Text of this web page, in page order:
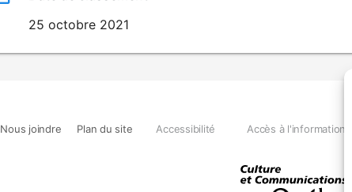
25 octobre 2021
Nous joindre Plan du site Accessibilité Accès à l'information